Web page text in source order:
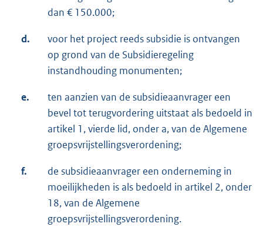
dan € 150.000;
d.
voor het project reeds subsidie is ontvangen
op grond van de Subsidieregeling
instandhouding monumenten;
e.
ten aanzien van de subsidieaanvrager een
bevel tot terugvordering uitstaat als bedoeld in
artikel 1, vierde lid, onder a, van de Algemene
groepsvrijstellingsverordening;
f.
de subsidieaanvrager een onderneming in
moeilijkheden is als bedoeld in artikel 2, onder
18, van de Algemene
groepsvrijstellingsverordening.